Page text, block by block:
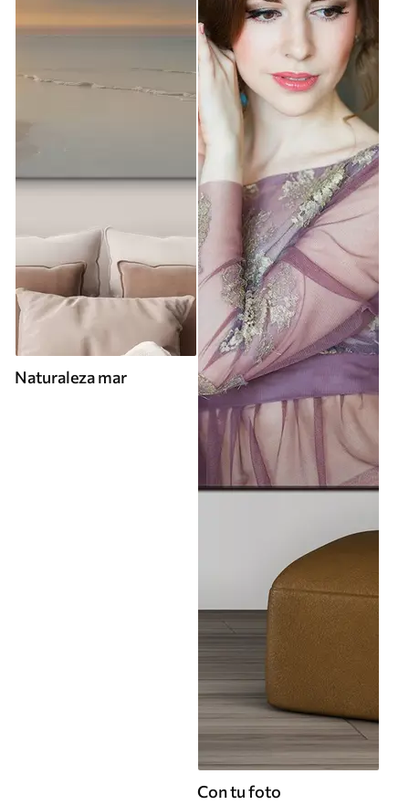
Naturaleza mar
Con tu foto